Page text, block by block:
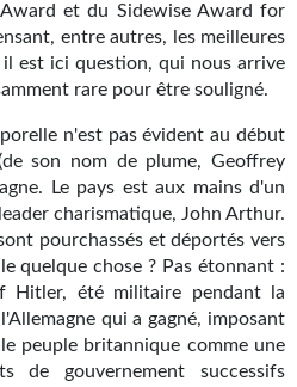
et du Sidewise Award for
entre autres, les meilleures
est ici question, qui nous arrive
rare pour être souligné.
n'est pas évident au début
son nom de plume, Geoffrey
Le pays est aux mains d'un
charismatique, John Arthur.
pourchassés et déportés vers
quelque chose ? Pas étonnant :
Hitler, été militaire pendant la
qui a gagné, imposant
peuple britannique comme une
de gouvernement successifs